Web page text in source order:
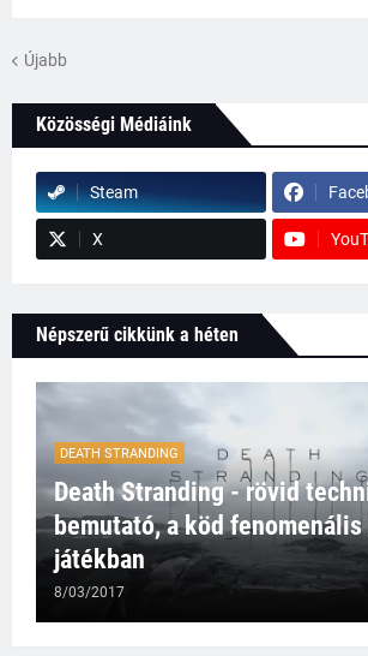
Újabb
Közösségi Médiáink
Steam
X
Népszerű cikkünk a héten
DEATH STRANDING
Death Stranding - rövid
bemutató, a köd fenomenális
játékban
8/03/2017